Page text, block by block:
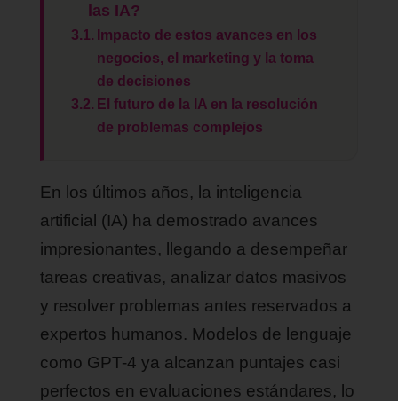
las IA?
Impacto de estos avances en los
negocios, el marketing y la toma
de decisiones
El futuro de la IA en la resolución
de problemas complejos
En los últimos años, la inteligencia
artificial (IA) ha demostrado avances
impresionantes, llegando a desempeñar
tareas creativas, analizar datos masivos
y resolver problemas antes reservados a
expertos humanos. Modelos de lenguaje
como GPT-4 ya alcanzan puntajes casi
perfectos en evaluaciones estándares, lo